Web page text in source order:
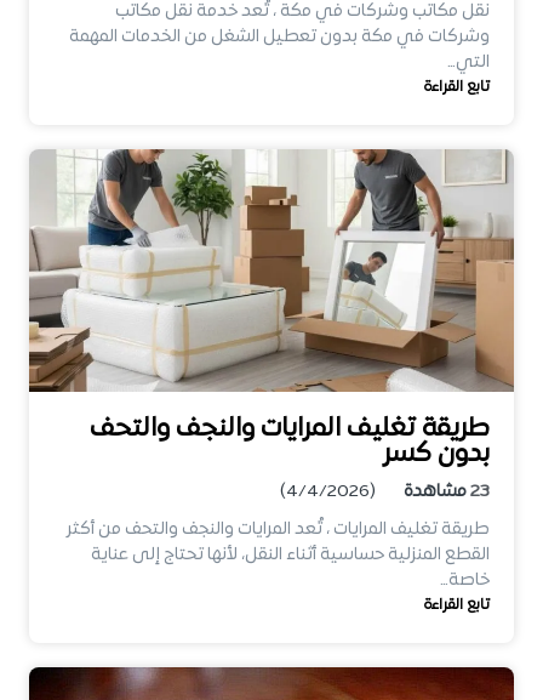
نقل مكاتب وشركات في مكة ، تُعد خدمة نقل مكاتب
وشركات في مكة بدون تعطيل الشغل من الخدمات المهمة
التي…
تابع القراءة
طريقة تغليف المرايات والنجف والتحف
بدون كسر
23مشاهدة
(4/4/2026)
طريقة تغليف المرايات ، تُعد المرايات والنجف والتحف من أكثر
القطع المنزلية حساسية أثناء النقل، لأنها تحتاج إلى عناية
خاصة…
تابع القراءة